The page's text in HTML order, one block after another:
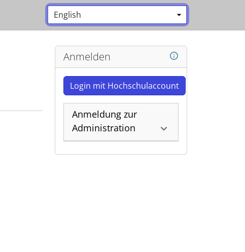
Sprache:
Anmelden
Login mit Hochschulaccount
Anmeldung zur
Administration